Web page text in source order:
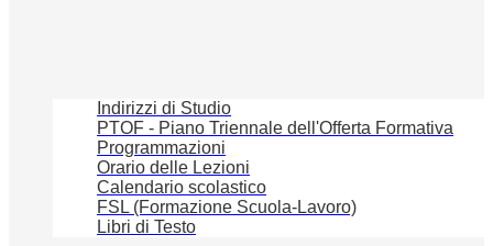
Indirizzi di Studio
PTOF - Piano Triennale dell'Offerta Formativa
Programmazioni
Orario delle Lezioni
Calendario scolastico
FSL (Formazione Scuola-Lavoro)
Libri di Testo